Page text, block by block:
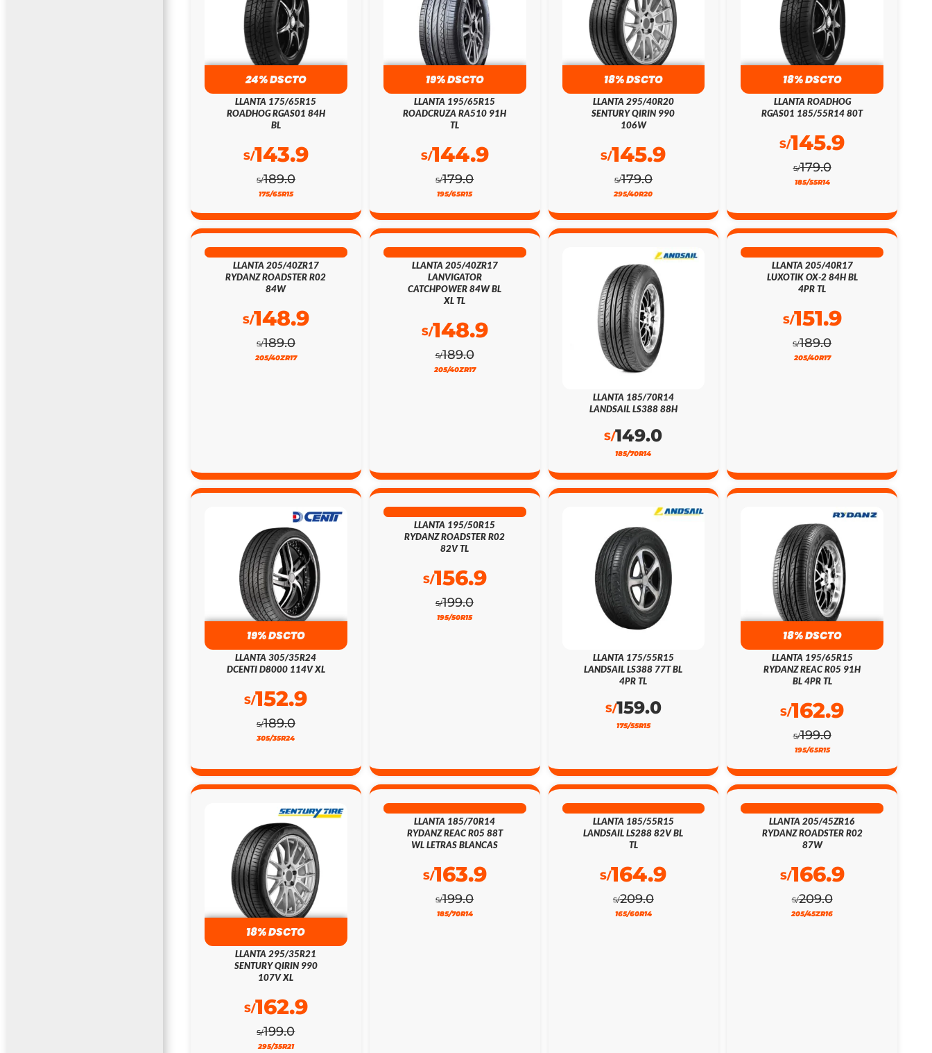
24% DSCTO
LLANTA 175/65R15
ROADHOG RGAS01 84H
BL
S/189.0
S/143.9
175/65R15
19% DSCTO
LLANTA 195/65R15
ROADCRUZA RA510 91H
TL
S/179.0
S/144.9
195/65R15
18% DSCTO
LLANTA 295/40R20
SENTURY QIRIN 990
106W
S/179.0
S/145.9
295/40R20
18% DSCTO
LLANTA ROADHOG
RGAS01 185/55R14 80T
S/179.0
S/145.9
185/55R14
LLANTA 205/40ZR17
RYDANZ ROADSTER R02
84W
S/189.0
S/148.9
205/40ZR17
LLANTA 205/40ZR17
LANVIGATOR
CATCHPOWER 84W BL
XL TL
S/189.0
S/148.9
205/40ZR17
LLANTA 185/70R14
LANDSAIL LS388 88H
S/149.0
185/70R14
LLANTA 205/40R17
LUXOTIK OX-2 84H BL
4PR TL
S/189.0
S/151.9
205/40R17
19% DSCTO
LLANTA 305/35R24
DCENTI D8000 114V XL
S/189.0
S/152.9
305/35R24
21% DSCTO
LLANTA 195/50R15
RYDANZ ROADSTER R02
82V TL
S/199.0
S/156.9
195/50R15
LLANTA 175/55R15
LANDSAIL LS388 77T BL
4PR TL
S/159.0
175/55R15
18% DSCTO
LLANTA 195/65R15
RYDANZ REAC R05 91H
BL 4PR TL
S/199.0
S/162.9
195/65R15
18% DSCTO
LLANTA 295/35R21
SENTURY QIRIN 990
107V XL
S/199.0
S/162.9
295/35R21
LLANTA 185/70R14
RYDANZ REAC R05 88T
WL LETRAS BLANCAS
S/199.0
S/163.9
185/70R14
LLANTA 185/55R15
LANDSAIL LS288 82V BL
TL
S/209.0
S/164.9
165/60R14
LLANTA 205/45ZR16
RYDANZ ROADSTER R02
87W
S/209.0
S/166.9
205/45ZR16